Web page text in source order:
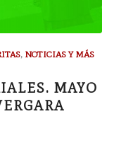
, NOTICIAS Y MÁS
MAYO